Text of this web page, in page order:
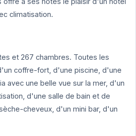
climatisation.
et 267 chambres. Toutes les
coffre-fort, d'une piscine, d'une
avec une belle vue sur la mer, d'un
d'une salle de bain et de
cheveux, d'un mini bar, d'un